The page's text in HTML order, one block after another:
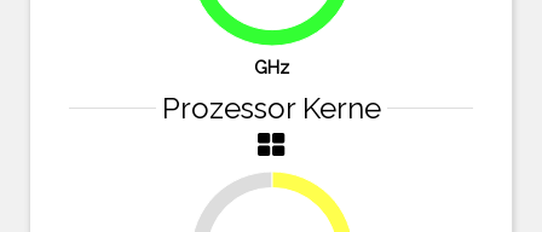
88.9%
GHz
Prozessor Kerne